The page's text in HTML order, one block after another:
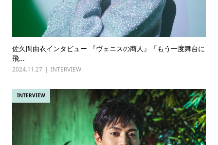
佐久間由衣インタビュー 『ヴェニスの商人』「もう一度舞台に
飛...
2024.11.27 INTERVIEW
INTERVIEW